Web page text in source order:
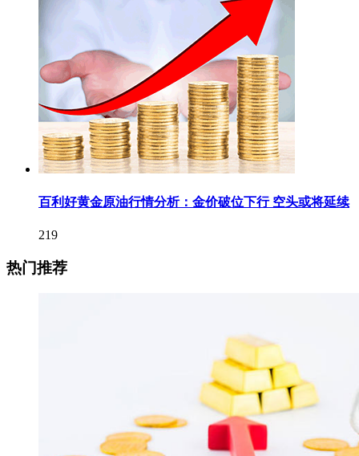
百利好黄金原油行情分析：金价破位下行 空头或将延续
219
热门推荐